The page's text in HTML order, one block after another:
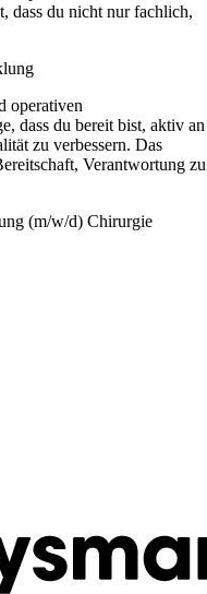
dass du nicht nur fachlich,
operativen
dass du bereit bist, aktiv an
zu verbessern. Das
Verantwortung zu
(m/w/d) Chirurgie